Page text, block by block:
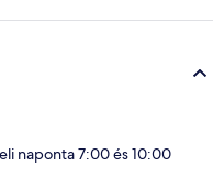
naponta 7:00 és 10:00